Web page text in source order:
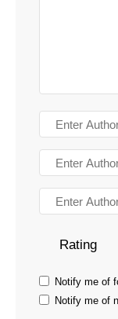
Rating
Notify me of
Notify me of